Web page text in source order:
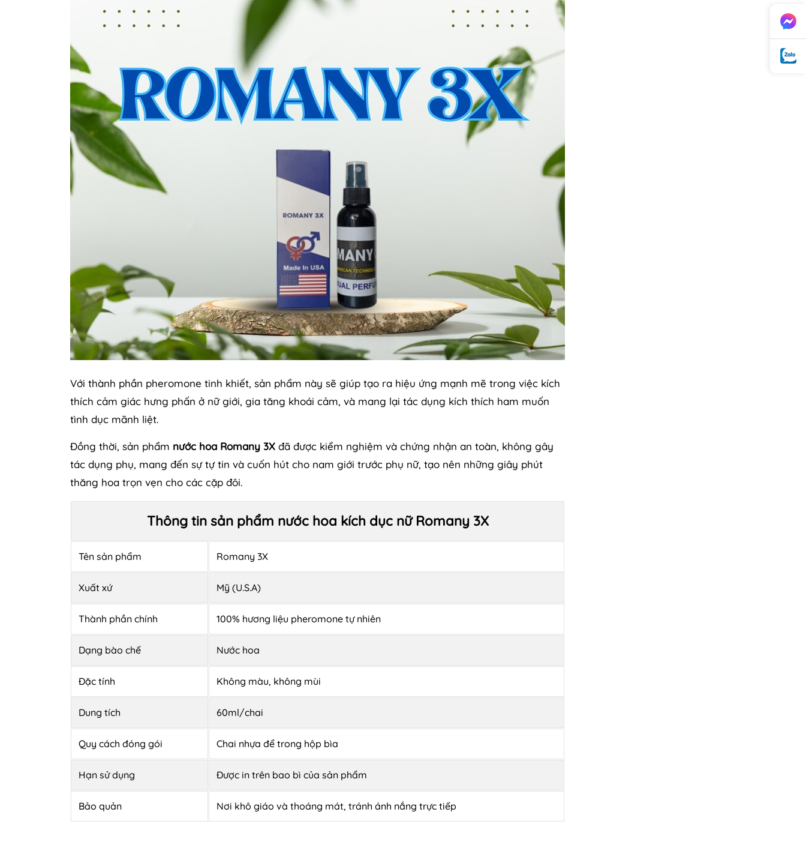
Với thành phần pheromone tinh khiết, sản phẩm này sẽ giúp tạo ra hiệu ứng mạnh mẽ trong việc kích
thích cảm giác hưng phấn ở nữ giới, gia tăng khoái cảm, và mang lại tác dụng kích thích ham muốn
tình dục mãnh liệt.
Đồng thời, sản phẩm nước hoa Romany 3X đã được kiểm nghiệm và chứng nhận an toàn, không gây
tác dụng phụ, mang đến sự tự tin và cuốn hút cho nam giới trước phụ nữ, tạo nên những giây phút
thăng hoa trọn vẹn cho các cặp đôi.
Thông tin sản phẩm nước hoa kích dục nữ Romany 3X
Tên sản phẩm Romany 3X
Xuất xứ Mỹ (U.S.A)
Thành phần chính 100% hương liệu pheromone tự nhiên
Dạng bào chế Nước hoa
Đặc tính Không màu, không mùi
Dung tích 60ml/chai
Quy cách đóng gói Chai nhựa để trong hộp bìa
Hạn sử dụng Được in trên bao bì của sản phẩm
Bảo quản Nơi khô giáo và thoáng mát, tránh ánh nắng trực tiếp